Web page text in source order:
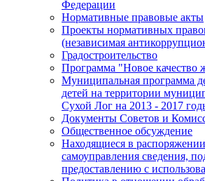
Федерации
Нормативные правовые акты
Проекты нормативных
(независимая
Градостроительство
Программа "Новое качество
Муниципальная программа
детей на территории
Сухой Лог на 2013 - 2017
Документы Советов и
Общественное обсуждение
Находящиеся в
самоуправления сведения,
предоставлению с